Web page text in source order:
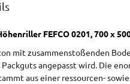
FEFCO 0201, 700 x
mit zusammenstoßenden
Packguts angepasst wird. Die
aus einer ressourcen-